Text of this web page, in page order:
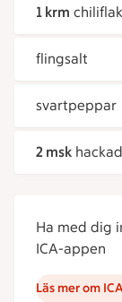
1 krm
flingsalt
svartpeppar
2 msk
Ha med dig
ICA-appen
Läs mer om